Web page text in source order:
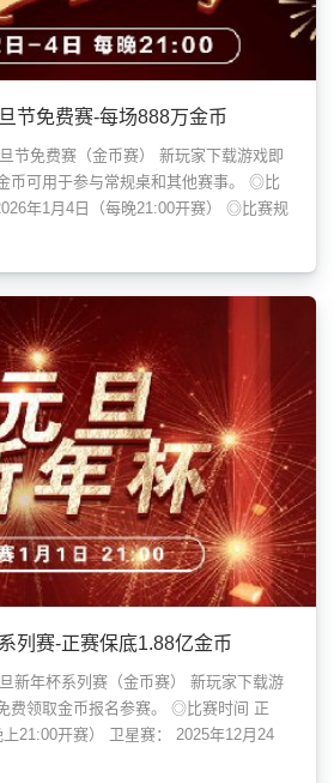
节免费赛-每场888万金币
节免费赛（金币赛） 新玩家下载游戏即
币可用于参与常规桌和其他赛事。 ◎比
年1月4日（每晚21:00开赛） ◎比赛规
列赛-正赛保底1.88亿金币
新年杯系列赛（金币赛） 新玩家下载游
费领取金币报名参赛。 ◎比赛时间 正
21:00开赛） 卫星赛： 2025年12月24